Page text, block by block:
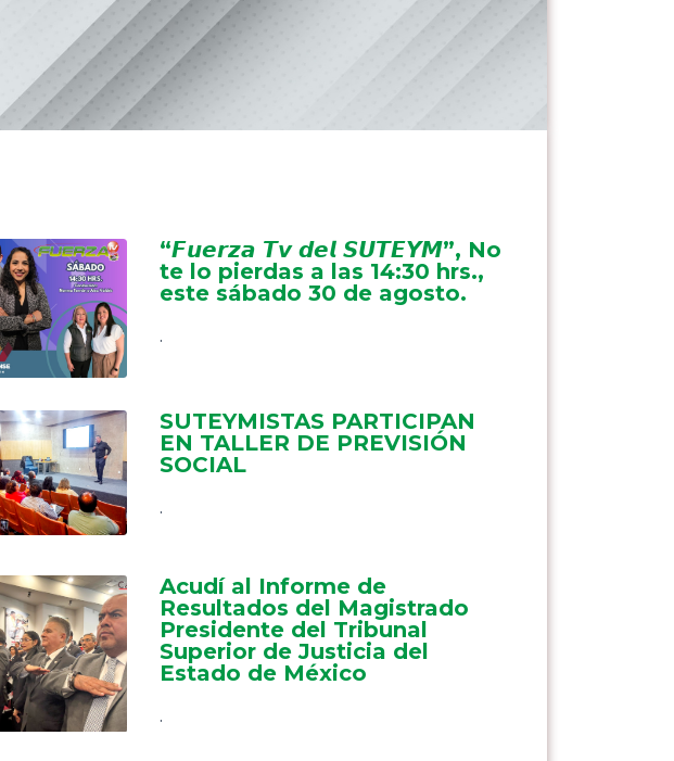
“𝙁𝙪𝙚𝙧𝙯𝙖 𝙏𝙫 𝙙𝙚𝙡 𝙎𝙐𝙏𝙀𝙔𝙈”, No
te lo pierdas a las 14:30 hrs.,
este sábado 30 de agosto.
.
SUTEYMISTAS PARTICIPAN
EN TALLER DE PREVISIÓN
SOCIAL
.
Acudí al Informe de
Resultados del Magistrado
Presidente del Tribunal
Superior de Justicia del
Estado de México
.